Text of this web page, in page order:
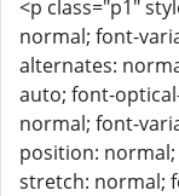
<p class="p1"
normal; font-
alternates:
auto; font-
normal; font-
position:
stretch: normal;